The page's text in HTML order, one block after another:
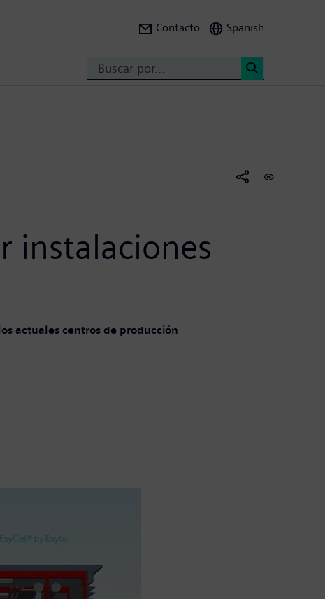
Contacto Spanish
instalaciones
actuales centros de producción